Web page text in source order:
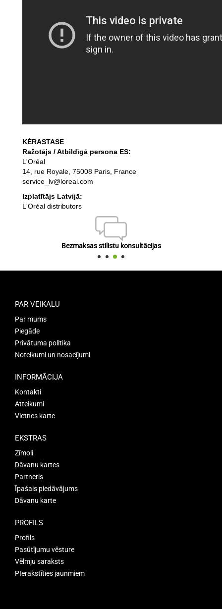
KÉRASTASE
Ražotājs / Atbildīgā persona ES:
L'Oréal
14, rue Royale, 75008 Paris, France
service_lv@loreal.com
Izplatītājs Latvijā:
L'Oréal distributors
Bezmaksas stilistu konsultācijas
PAR VEIKALU
Par mums
Piegāde
Privātuma politika
Noteikumi un nosacījumi
INFORMĀCIJA
Kontakti
Atteikumi
Vietnes karte
EKSTRAS
Zīmoli
Dāvanu kartes
Partneris
Īpašais piedāvājums
Dāvanu karte
PROFILS
Profils
Pasūtījumu vēsture
Vēlmju saraksts
PIerakstīties jaunmiem